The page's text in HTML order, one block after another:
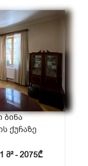
ბინა
ქუჩაზე
1 მ² - 2075₾